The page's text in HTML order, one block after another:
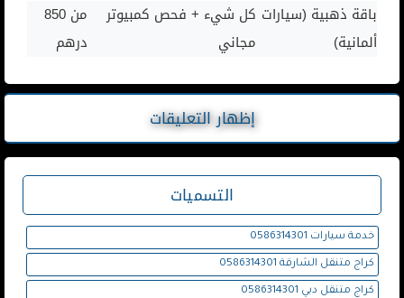
باقة ذهبية (سيارات
ألمانية)
كل شيء + فحص كمبيوتر
مجاني
من 850
درهم
إظهار التعليقات
التسميات
خدمة سيارات 0586314301
كراج متنقل الشارقة 0586314301
كراج متنقل دبي 0586314301